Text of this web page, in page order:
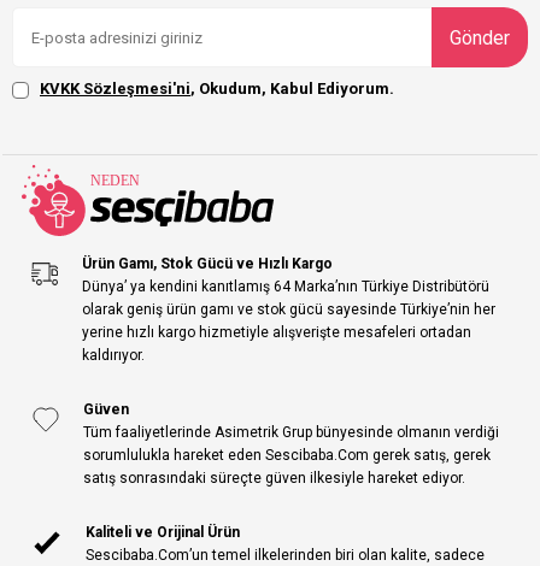
Gönder
KVKK Sözleşmesi'ni, Okudum, Kabul Ediyorum.
Ürün Gamı, Stok Gücü ve Hızlı Kargo
Dünya’ ya kendini kanıtlamış 64 Marka’nın Türkiye Distribütörü
olarak geniş ürün gamı ve stok gücü sayesinde Türkiye’nin her
yerine hızlı kargo hizmetiyle alışverişte mesafeleri ortadan
kaldırıyor.
Güven
Tüm faaliyetlerinde Asimetrik Grup bünyesinde olmanın verdiği
sorumlulukla hareket eden Sescibaba.Com gerek satış, gerek
satış sonrasındaki süreçte güven ilkesiyle hareket ediyor.
Kaliteli ve Orijinal Ürün
Sescibaba.Com’un temel ilkelerinden biri olan kalite, sadece